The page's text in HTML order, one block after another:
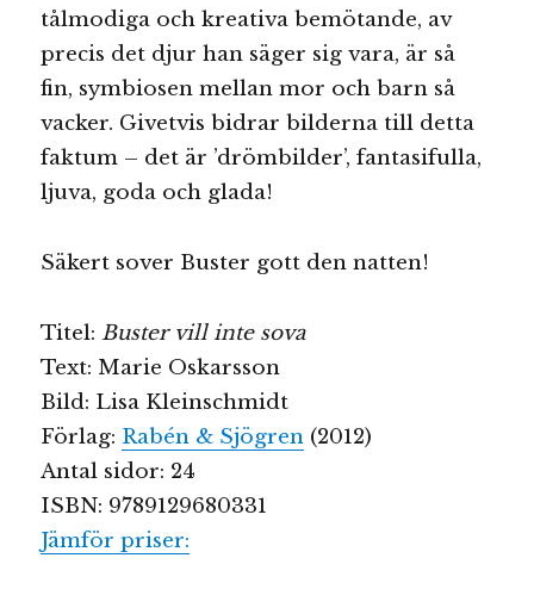
tålmodiga och kreativa bemötande, av
precis det djur han säger sig vara, är så
fin, symbiosen mellan mor och barn så
vacker. Givetvis bidrar bilderna till detta
faktum – det är ’drömbilder’, fantasifulla,
ljuva, goda och glada!
Säkert sover Buster gott den natten!
Titel:Buster vill inte sova
Text: Marie Oskarsson
Bild: Lisa Kleinschmidt
Förlag: Rabén & Sjögren (2012)
Antal sidor: 24
ISBN: 9789129680331
Jämför priser: